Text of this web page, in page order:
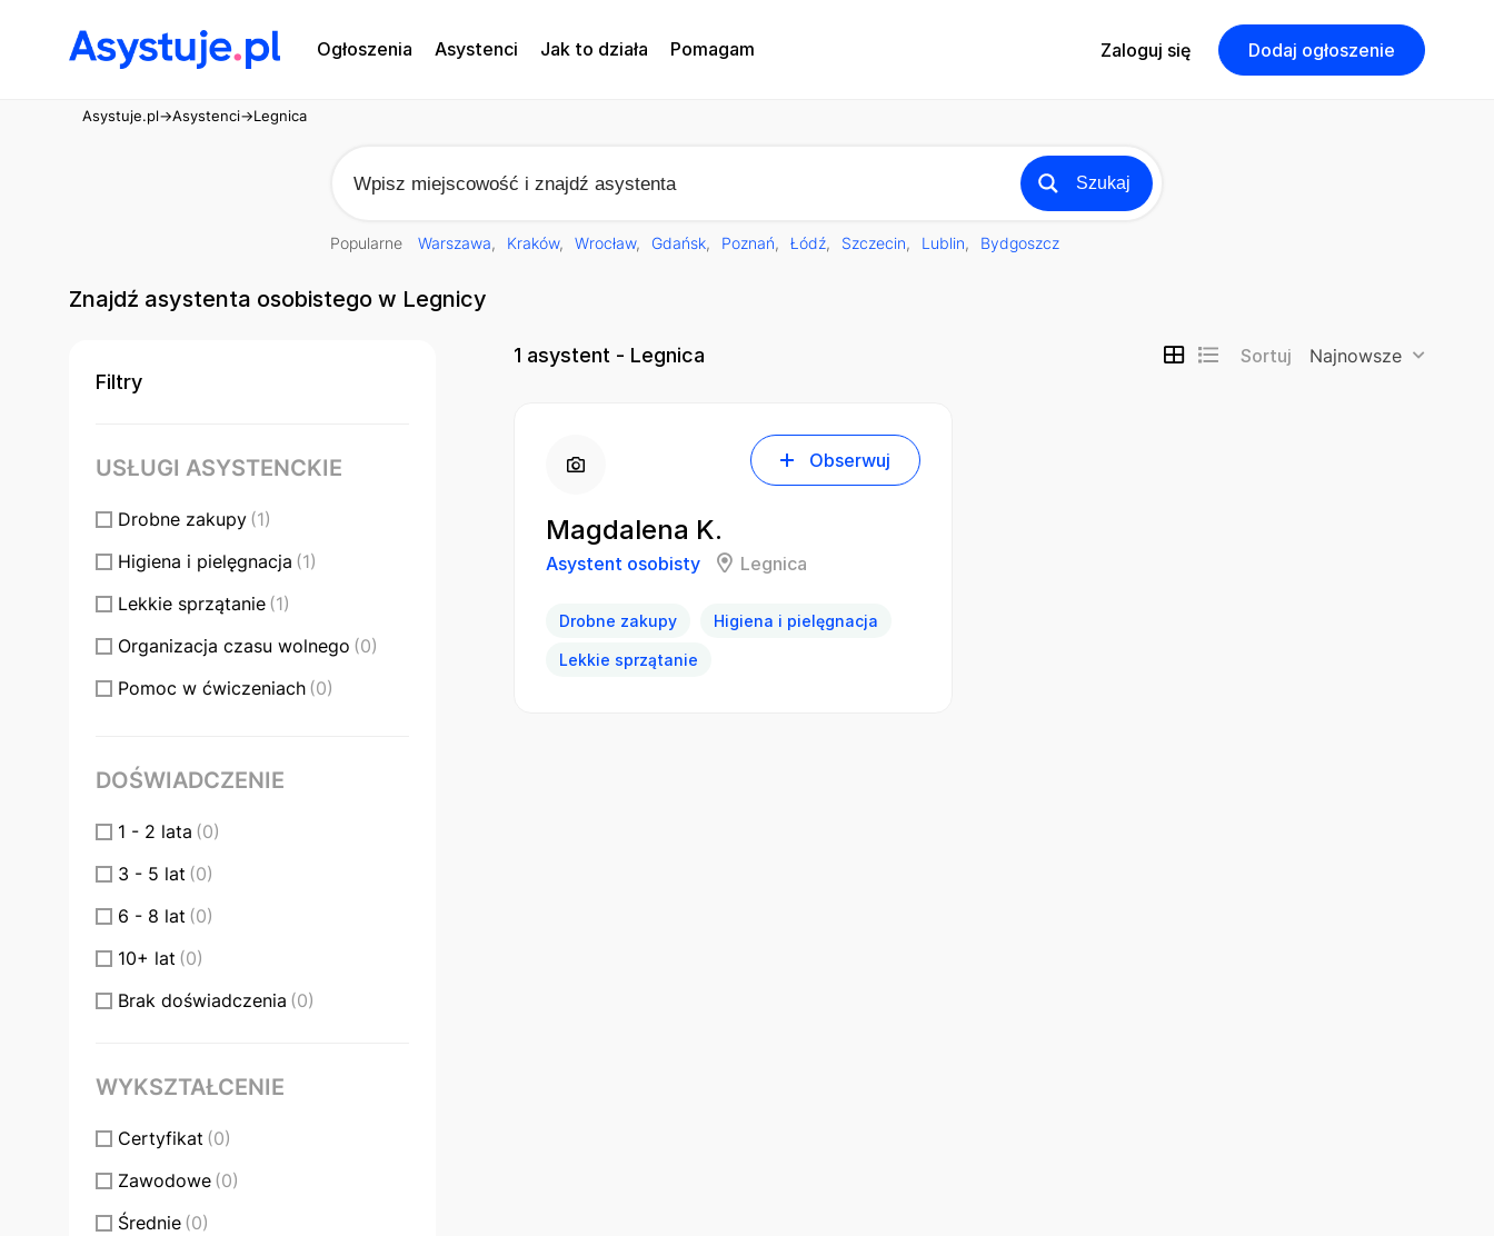
Ogłoszenia Asystenci Jak to działa Pomagam Zaloguj się Dodaj ogłoszenie
Asystuje.pl→Asystenci→Legnica
Szukaj
Popularne Warszawa Kraków Wrocław Gdańsk Poznań Łódź Szczecin Lublin Bydgoszcz
Znajdź asystenta osobistego w Legnicy
Filtry
USŁUGI ASYSTENCKIE
Drobne zakupy (1)
Higiena i pielęgnacja (1)
Lekkie sprzątanie (1)
Organizacja czasu wolnego (0)
Pomoc w ćwiczeniach (0)
Wsparcie w wyjazdach
DOŚWIADCZENIE
1 - 2 lata (0)
3 - 5 lat (0)
6 - 8 lat (0)
10+ lat (0)
Brak doświadczenia (0)
WYKSZTAŁCENIE
Certyfikat (0)
Zawodowe (0)
Średnie (0)
1 asystent - Legnica Sortuj Najnowsze
Obserwuj
Magdalena K.
Asystent osobisty Legnica
Drobne zakupy Higiena i pielęgnacja
Lekkie sprzątanie